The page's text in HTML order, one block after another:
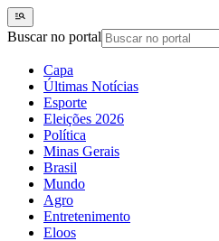
Buscar no portal
Capa
Últimas Notícias
Esporte
Eleições 2026
Política
Minas Gerais
Brasil
Mundo
Agro
Entretenimento
Eloos